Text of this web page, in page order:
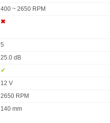
400 ~ 2650 RPM
✖︎
5
25.0 dB
✓︎
12 V
2650 RPM
140 mm